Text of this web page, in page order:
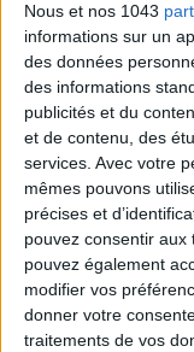
Nous et nos 1043
informations sur un
des données
des informations
publicités et du
et de contenu, des
services. Avec votre
mêmes pouvons
précises et
pouvez consentir
pouvez également
modifier vos
donner votre
traitements de vos
TOUT CE